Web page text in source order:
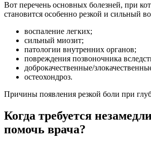
Вот перечень основных болезней, при
становится особенно резкой и сильный
воспаление легких;
сильный миозит;
патологии внутренних органов;
повреждения позвоночника
доброкачественные/
остеохондроз.
Причины появления резкой боли при
Когда требуется
помочь врача?